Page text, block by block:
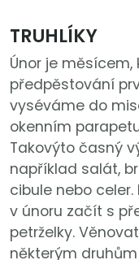
TRUHLÍKY
Únor je
předpěstování
vyséváme do
okenním
Takovýto časný
například salát,
cibule nebo celer.
v únoru začít s
petrželky.
některým